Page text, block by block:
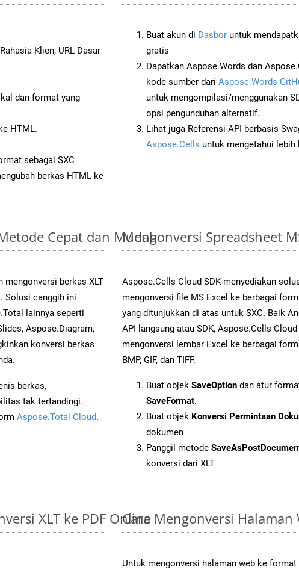
Klien, URL Dasar
dan format yang
HTML.
sebagai SXC
berkas HTML ke
Buat akun di Dasbor untuk
gratis
Dapatkan Aspose.Words dan
kode sumber dari Aspose.Words
untuk mengompilasi/menggunakan
opsi pengunduhan alternatif.
Lihat juga Referensi API berbasis
Aspose.Cells untuk mengetahui lebih
Cepat dan Mudah
mengonversi berkas XLT
Solusi canggih ini
lainnya seperti
Aspose.Diagram,
konversi berkas
berkas,
tak tertandingi.
Aspose.Total Cloud.
Mengonversi Spreadsheet
Aspose.Cells Cloud SDK menyediakan
mengonversi file MS Excel ke berbagai
yang ditunjukkan di atas untuk SXC. Baik
API langsung atau SDK, Aspose.Cells
mengonversi lembar Excel ke berbagai
BMP, GIF, dan TIFF.
Buat objek SaveOption dan atur
SaveFormat.
Buat objek Konversi Permintaan
dokumen
Panggil metode
konversi dari XLT
XLT ke PDF OnlineCara Mengonversi Halaman
Untuk mengonversi halaman web ke